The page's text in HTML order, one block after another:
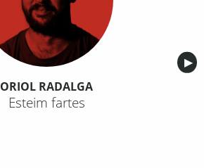
▶︎
ORIOL RADALGA
Esteim fartes